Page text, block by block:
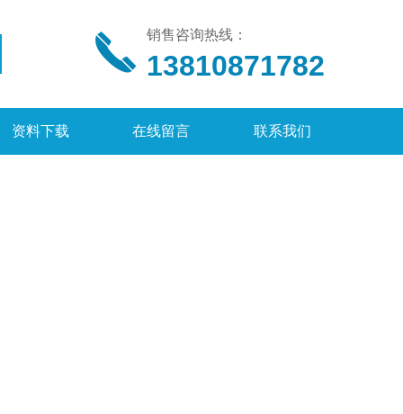
销售咨询热线：
13810871782
资料下载 在线留言 联系我们